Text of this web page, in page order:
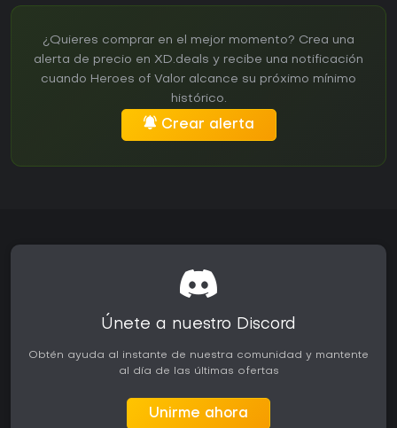
¿Quieres comprar en el mejor momento? Crea una
alerta de precio en XD.deals y recibe una notificación
cuando Heroes of Valor alcance su próximo mínimo
histórico.
Crear alerta
Únete a nuestro Discord
Obtén ayuda al instante de nuestra comunidad y mantente
al día de las últimas ofertas
Unirme ahora